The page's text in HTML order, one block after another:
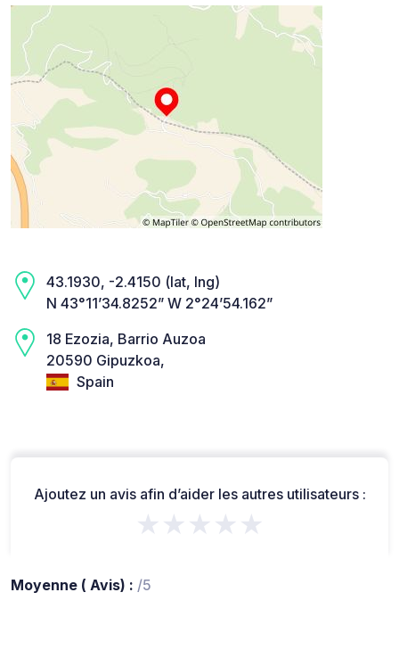
43.1930, -2.4150 (lat, lng)
N 43°11’34.8252” W 2°24’54.162”
18 Ezozia, Barrio Auzoa
20590 Gipuzkoa,
Spain
Ajoutez un avis afin d’aider les autres utilisateurs :
★★★★★
Moyenne ( Avis) : /5